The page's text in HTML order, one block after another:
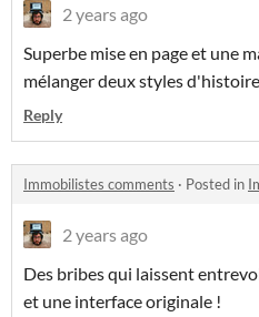
2 years ago
Superbe mise en page et une
mélanger deux styles
Reply
Immobilistes comments · Posted in
2 years ago
Des bribes qui laissent
et une interface originale !